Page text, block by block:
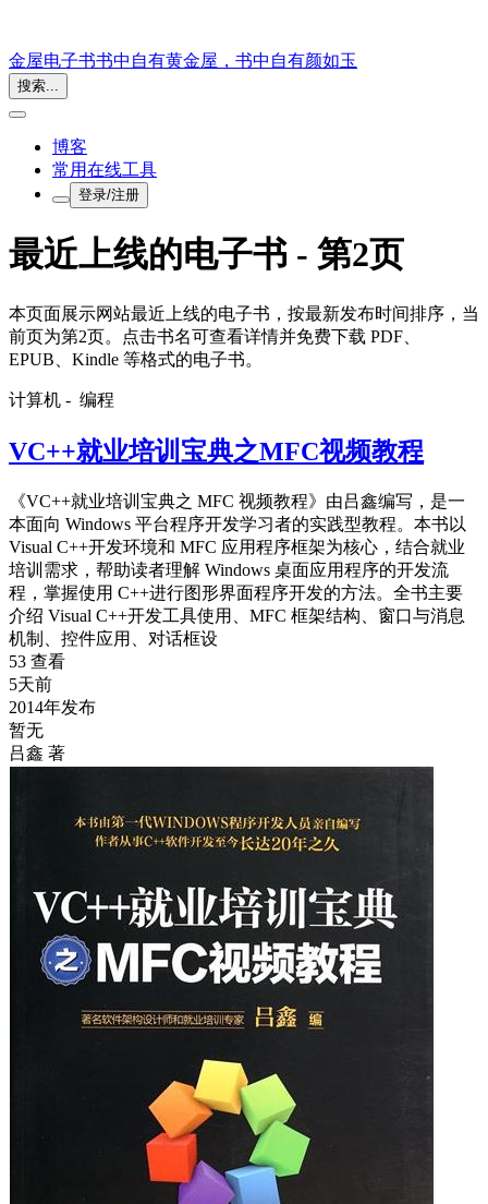
金屋电子书书中自有黄金屋，书中自有颜如玉
搜索...
博客
常用在线工具
登录/注册
最近上线的电子书 - 第2页
本页面展示网站最近上线的电子书，按最新发布时间排序，当
前页为第2页。点击书名可查看详情并免费下载 PDF、
EPUB、Kindle 等格式的电子书。
计算机 - 编程
VC++就业培训宝典之MFC视频教程
《VC++就业培训宝典之 MFC 视频教程》由吕鑫编写，是一
本面向 Windows 平台程序开发学习者的实践型教程。本书以
Visual C++开发环境和 MFC 应用程序框架为核心，结合就业
培训需求，帮助读者理解 Windows 桌面应用程序的开发流
程，掌握使用 C++进行图形界面程序开发的方法。全书主要
介绍 Visual C++开发工具使用、MFC 框架结构、窗口与消息
机制、控件应用、对话框设
53 查看
5天前
2014年发布
暂无
吕鑫 著